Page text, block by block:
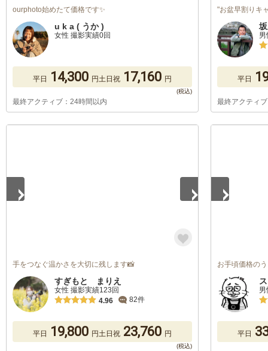
ourphoto始めたて価格です✨
u k a ( うか )
女性 撮影実績0回
平日 14,300 円土日祝 17,160 円
最終アクティブ：24時間以内
"お盆早割りキ
平日
最終アクティ
手をつなぐ温かさを大切に残します📸
すぎもと まりえ
女性 撮影実績123回
4.96
82件
平日 19,800 円土日祝 23,760 円
お手頃価格の
平日